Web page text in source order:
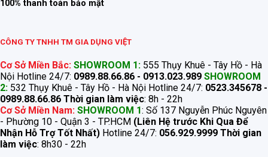
100% thanh toán bảo mật
CÔNG TY TNHH TM GIA DỤNG VIỆT
Cơ Sở Miền Bắc: SHOWROOM 1: 555 Thụy Khuê - Tây Hồ - Hà
Nội Hotline 24/7: 0989.88.66.86 - 0913.023.989 SHOWROOM
2: 532 Thụy Khuê - Tây Hồ - Hà Nội Hotline 24/7: 0523.345678 -
0989.88.66.86 Thời gian làm việc: 8h - 22h
Cơ Sở Miền Nam: SHOWROOM 1: Số 137 Nguyễn Phúc Nguyên
- Phường 10 - Quận 3 - TP.HCM (Liên Hệ trước Khi Qua Để
Nhận Hỗ Trợ Tốt Nhất) Hotline 24/7: 056.929.9999 Thời gian
làm việc: 8h30 - 22h